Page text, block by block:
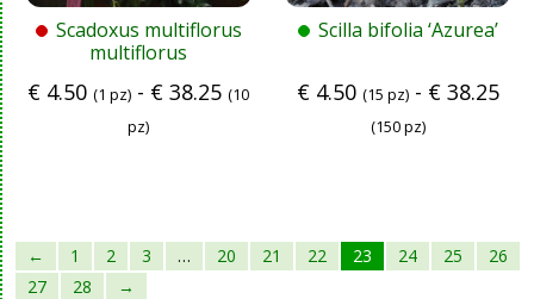
Scadoxus multiflorus
multiflorus
€ 4.50 (1 pz) - € 38.25 (10
pz)
Scilla bifolia ‘Azurea’
€4.50 (15 pz)- €38.25
(150 pz)
← 1 2 3 … 20 21 22 23 24 25
26
27
28 →